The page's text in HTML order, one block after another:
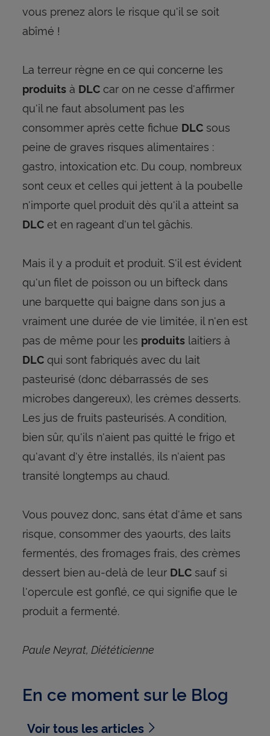
vous prenez alors le risque qu'il se soit
abîmé !
La terreur règne en ce qui concerne les
produitsà DLCcar on ne cesse d'affirmer
qu'il ne faut absolument pas les
consommer après cette fichue DLCsous
peine de graves risques alimentaires :
gastro, intoxication etc. Du coup, nombreux
sont ceux et celles qui jettent à la poubelle
n'importe quel produit dès qu'il a atteint sa
DLCet en rageant d'un tel gâchis.
Mais il y a produit et produit. S'il est évident
qu'un filet de poisson ou un bifteck dans
une barquette qui baigne dans son jus a
vraiment une durée de vie limitée, il n'en est
pas de même pour les produitslaitiers à
DLCqui sont fabriqués avec du lait
pasteurisé (donc débarrassés de ses
microbes dangereux), les crèmes desserts.
Les jus de fruits pasteurisés. A condition,
bien sûr, qu'ils n'aient pas quitté le frigo et
qu'avant d'y être installés, ils n'aient pas
transité longtemps au chaud.
Vous pouvez donc, sans état d'âme et sans
risque, consommer des yaourts, des laits
fermentés, des fromages frais, des crèmes
dessert bien au-delà de leur DLCsauf si
l'opercule est gonflé, ce qui signifie que le
produit a fermenté.
Paule Neyrat, Diététicienne
En ce moment sur le Blog
Voir tous les articles